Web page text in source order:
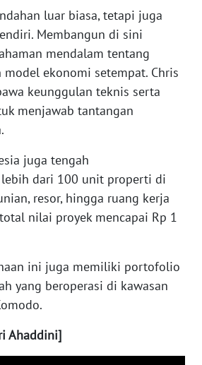
luar biasa, tetapi juga
Membangun di sini
mendalam tentang
model ekonomi setempat. Chris
keunggulan teknis serta
menjawab tantangan
juga tengah
dari 100 unit properti di
resor, hingga ruang kerja
nilai proyek mencapai Rp 1
ini juga memiliki portofolio
yang beroperasi di kawasan
Ahaddini]